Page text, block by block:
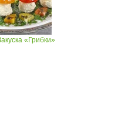
«Грибки»